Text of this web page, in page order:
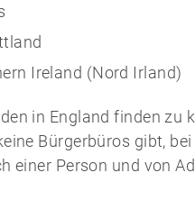
Ireland (Nord Irland)
in England finden zu
Bürgerbüros gibt,
einer Person und von